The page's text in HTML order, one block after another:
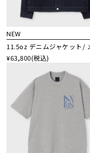
NEW
11.5oz デニムジャケット/
¥63,800(税込)